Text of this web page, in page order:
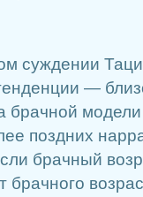
суждении
—
поздних
брачный
брачного